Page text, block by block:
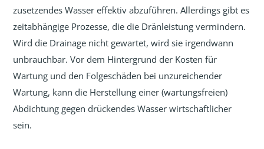
zusetzendes Wasser effektiv abzuführen. Allerdings gibt es
zeitabhängige Prozesse, die die Dränleistung vermindern.
Wird die Drainage nicht gewartet, wird sie irgendwann
unbrauchbar. Vor dem Hintergrund der Kosten für
Wartung und den Folgeschäden bei unzureichender
Wartung, kann die Herstellung einer (wartungsfreien)
Abdichtung gegen drückendes Wasser wirtschaftlicher
sein.